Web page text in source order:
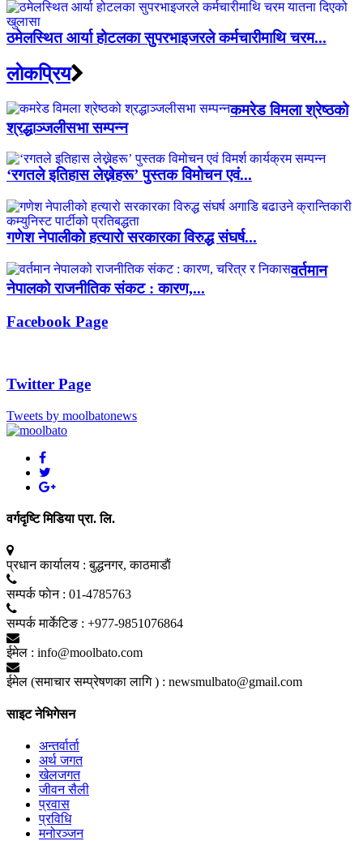
ठमेलस्थित आर्या होटलका सुपरभाइजरले कर्मचारीमाथि चरम...
लाेकप्रिय
कमरेड विमला श्रेष्ठको
श्रद्धाञ्जलीसभा सम्पन्न
‘रगतले इतिहास लेख्नेहरू’ पुस्तक विमोचन एवं...
गणेश नेपालीको हत्यारो सरकारका विरुद्ध संघर्ष...
वर्तमान
नेपालको राजनीतिक संकट : कारण,...
Facebook Page
Twitter Page
Tweets by moolbatonews
वर्गदृष्टि मिडिया प्रा. लि.
प्रधान कार्यालय : बुद्धनगर, काठमाडाैं
सम्पर्क फाेन : 01-4785763
सम्पर्क मार्केटिङ : +977-9851076864
ईमेल : info@moolbato.com
ईमेल (समाचार सम्प्रेषणका लागि ) : newsmulbato@gmail.com
साइट नेभिगेसन
अन्तर्वार्ता
अर्थ जगत
खेलजगत
जीवन सैली
प्रवास
प्रविधि
मनोरञ्जन